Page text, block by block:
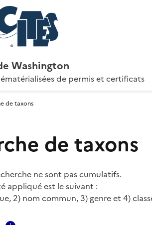
Washington
de permis et certificats
de taxons
de taxons
ne sont pas cumulatifs.
appliqué est le suivant :
2) nom commun, 3) genre et 4)